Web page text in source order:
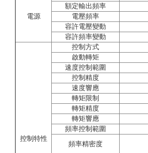
電源
額定輸出頻率
電壓頻率
容許電壓變動
容許頻率變動
控制特性
控制方式
啟動轉矩
速度控制範圍
控制精度
速度響應
轉矩限制
轉矩精度
轉矩響應
頻率控制範圍
頻率精密度